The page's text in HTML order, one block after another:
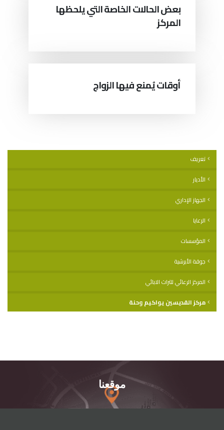
بعض الحالات الخاصة التي يلحظها
المركز
أوقات يُمنع فيها الزواج
تعريف
الأديار
الجهاز الإداري
الرعايا
المؤسسات
جوقة الأبرشية
المركز الرعائي للتراث الابائي
مركز القديسين يواكيم وحنة
موقعنا